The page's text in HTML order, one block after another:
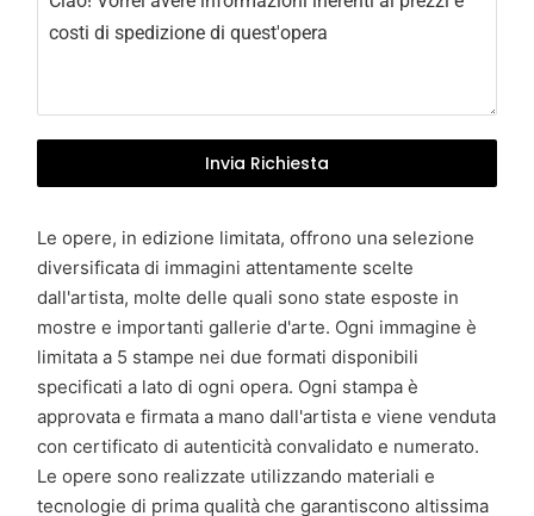
9
Invia Richiesta
Le opere, in edizione limitata, offrono una selezione
diversificata di immagini attentamente scelte
dall'artista, molte delle quali sono state esposte in
mostre e importanti gallerie d'arte. Ogni immagine è
limitata a 5 stampe nei due formati disponibili
specificati a lato di ogni opera. Ogni stampa è
approvata e firmata a mano dall'artista e viene venduta
con certificato di autenticità convalidato e numerato.
Le opere sono realizzate utilizzando materiali e
tecnologie di prima qualità che garantiscono altissima